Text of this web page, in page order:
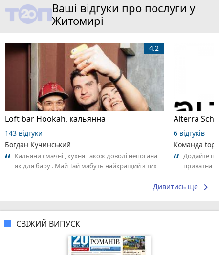
Ваші відгуки про послуги у
Житомирі
Loft bar Hookah, кальянна
4.2
143 відгуки
Богдан Кучинський
Кальяни смачні , кухня також доволі непогана
як для бару . Май Тай мабуть найкращий з тих
6 відгуків
Команда
Додайте
приватна
Дивитись ще keyboard_arrow_right
СВІЖИЙ ВИПУСК